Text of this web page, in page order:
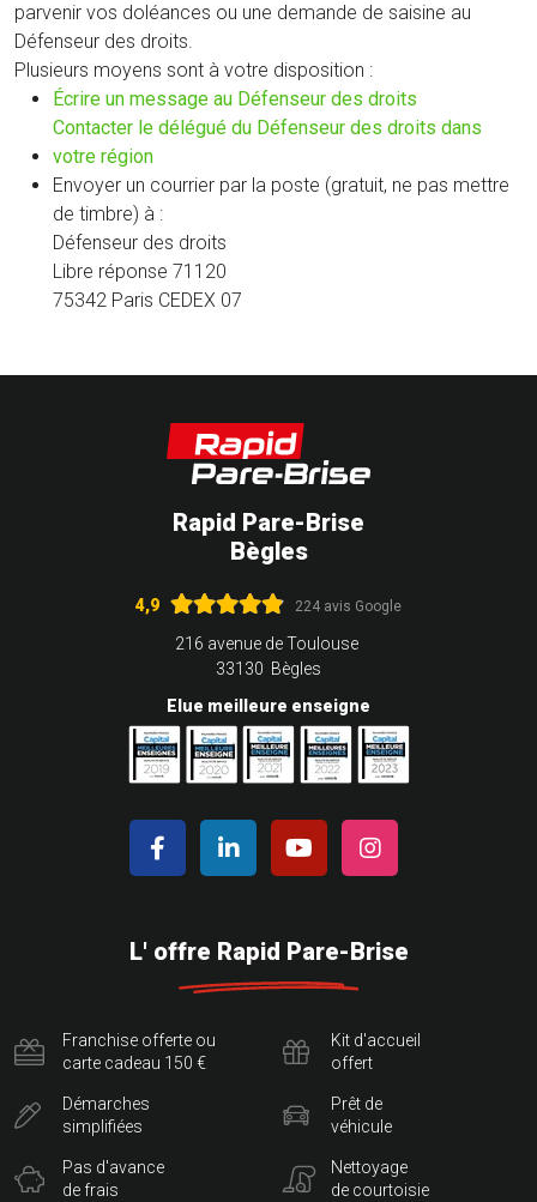
parvenir vos doléances ou une demande de saisine au
Défenseur des droits.
Plusieurs moyens sont à votre disposition :
Écrire un message au Défenseur des droits
fenêtre)
Contacter le délégué du Défenseur des droits dans
votre région(nouvelle
fenêtre)
Envoyer un courrier par la poste (gratuit, ne pas mettre
de timbre) à :
Défenseur des droits
Libre réponse 71120
75342 Paris CEDEX 07
Rapid Pare-Brise
Bègles
4,9 224 avis Google
216 avenue de Toulouse
33130 Bègles
Elue meilleure enseigne
L' offre Rapid Pare-Brise
Franchise offerte ou
carte cadeau 150 €
Démarches
simplifiées
Pas d'avance
de frais
Kit d'accueil
offert
Prêt de
véhicule
Nettoyage
de courtoisie